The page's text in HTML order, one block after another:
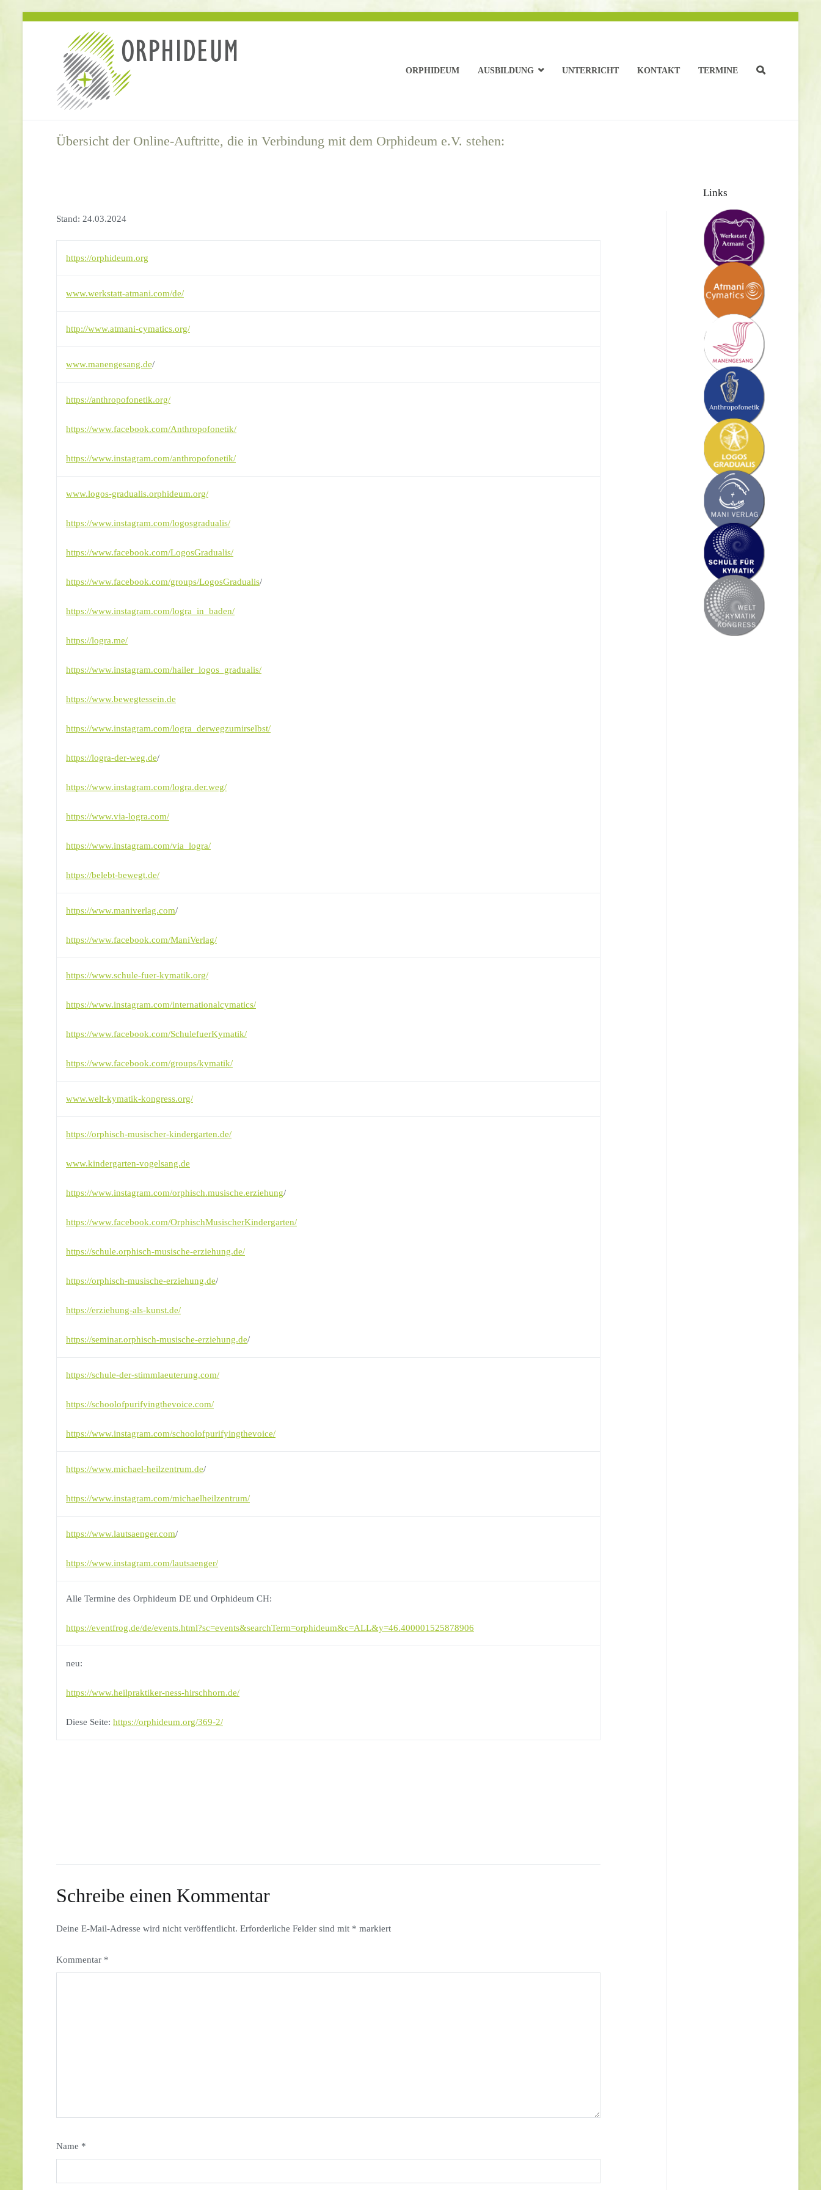
Springe
ORPHIDEUM
AUSBILDUNG UNTERRICHT KONTAKT TERMINE
Übersicht der Online-Auftritte, die in Verbindung mit dem Orphideum e.V. stehen:
Stand: 24.03.2024
https://orphideum.org
www.werkstatt-atmani.com/de/
http://www.atmani-cymatics.org/
www.manengesang.de/
https://anthropofonetik.org/
https://www.facebook.com/Anthropofonetik/
https://www.instagram.com/anthropofonetik/
www.logos-gradualis.orphideum.org/
https://www.instagram.com/logosgradualis/
https://www.facebook.com/LogosGradualis/
https://www.facebook.com/groups/LogosGradualis/
https://www.instagram.com/logra_in_baden/
https://logra.me/
https://www.instagram.com/hailer_logos_gradualis/
https://www.bewegtessein.de
https://www.instagram.com/logra_derwegzumirselbst/
https://logra-der-weg.de/
https://www.instagram.com/logra.der.weg/
https://www.via-logra.com/
https://www.instagram.com/via_logra/
https://belebt-bewegt.de/
https://www.maniverlag.com/
https://www.facebook.com/ManiVerlag/
https://www.schule-fuer-kymatik.org/
https://www.instagram.com/internationalcymatics/
https://www.facebook.com/SchulefuerKymatik/
https://www.facebook.com/groups/kymatik/
www.welt-kymatik-kongress.org/
https://orphisch-musischer-kindergarten.de/
www.kindergarten-vogelsang.de
https://www.instagram.com/orphisch.musische.erziehung/
https://www.facebook.com/OrphischMusischerKindergarten/
https://schule.orphisch-musische-erziehung.de/
https://orphisch-musische-erziehung.de/
https://erziehung-als-kunst.de/
https://seminar.orphisch-musische-erziehung.de/
https://schule-der-stimmlaeuterung.com/
https://schoolofpurifyingthevoice.com/
https://www.instagram.com/schoolofpurifyingthevoice/
https://www.michael-heilzentrum.de/
https://www.instagram.com/michaelheilzentrum/
https://www.lautsaenger.com/
https://www.instagram.com/lautsaenger/
Alle Termine des Orphideum DE und Orphideum CH:
https://eventfrog.de/de/events.html?sc=events&searchTerm=orphideum&c=ALL&y=46.400001525878906
neu:
https://www.heilpraktiker-ness-hirschhorn.de/
Diese Seite: https://orphideum.org/369-2/
Schreibe einen Kommentar
Deine E-Mail-Adresse wird nicht veröffentlicht. Erforderliche Felder sind mit * markiert
Kommentar *
Name *
Links